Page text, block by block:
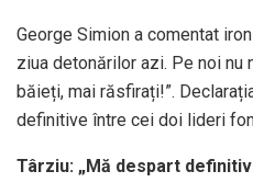
George Simion a comentat
ziua detonărilor azi. Pe noi
băieți, mai răsfirați!”.
definitive între cei doi lideri
Târziu: „Mă despart definitiv